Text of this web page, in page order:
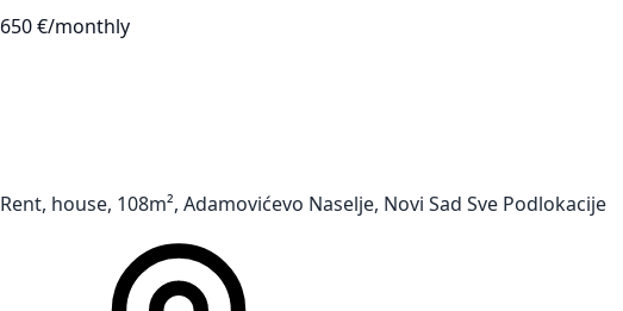
650 €/monthly
Rent, house, 108m², Adamovićevo Naselje, Novi Sad Sve Podlokacije